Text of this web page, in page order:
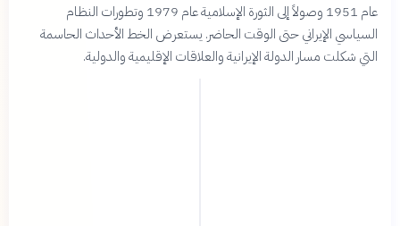
عام 1951 وصولاً إلى الثورة الإسلامية عام 1979 وتطورات النظام
السياسي الإيراني حتى الوقت الحاضر. يستعرض الخط الأحداث الحاسمة
التي شكلت مسار الدولة الإيرانية والعلاقات الإقليمية والدولية.